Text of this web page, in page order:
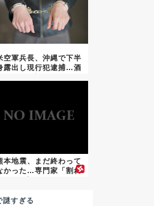
空軍兵長、沖縄で下半
露出し現行犯逮捕…酒
本地震、まだ終わって
かった…専門家「割れ
謎すぎる